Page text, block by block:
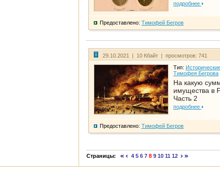
подробнее
Предоставлено: Тимофей Бегров
29.10.2021 | 10 Кбайт | просмотров: 741
Тип:
Тимофея Бегрова
На какую
имущества в
Часть 2
подробнее
Предоставлено: Тимофей Бегров
Страницы: 4 5 6 7 8 9 10 11 12